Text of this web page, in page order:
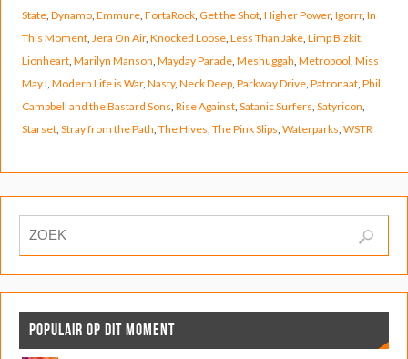
State, Dynamo, Emmure, FortaRock, Get the Shot, Higher Power, Igorrr, In
This Moment, Jera On Air, Knocked Loose, Less Than Jake, Limp Bizkit,
Lionheart, Marilyn Manson Mayday Parade, Meshuggah Metropool Miss
May I Modern Life is War, Nasty, Neck Deep, Parkway Drive, Patronaat, Phil
Campbell and the Bastard Sons Rise Against, Satanic Surfers Satyricon
Starset, Stray from the Path The Hives The Pink Slips Waterparks WSTR
POPULAIR OP DIT MOMENT